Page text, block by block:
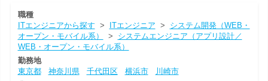
職種
ITエンジニアから探す > ITエンジニア > システム開発（WEB・
オープン・モバイル系）
> システムエンジニア（アプリ設計／
WEB・オープン・モバイル系）
勤務地
東京都
神奈川県 千代田区 横浜市
川崎市